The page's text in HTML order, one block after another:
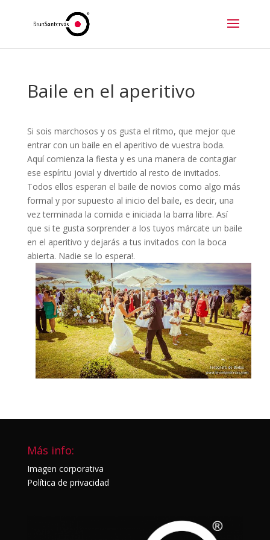
Baile en el aperitivo
Si sois marchosos y os gusta el ritmo, que mejor que
entrar con un baile en el aperitivo de vuestra boda.
Aquí comienza la fiesta y es una manera de contagiar
ese espíritu jovial y divertido al resto de invitados.
Todos ellos esperan el baile de novios como algo más
formal y por supuesto al inicio del baile, es decir, una
vez terminada la comida e iniciada la barra libre. Así
que si te gusta sorprender a los tuyos márcate un baile
en el aperitivo y dejarás a tus invitados con la boca
abierta. Nadie se lo espera!.
Más info:
Imagen corporativa
Política de privacidad